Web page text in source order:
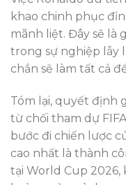
khao chinh phục
mãnh liệt. Đây sẽ là
trong sự nghiệp lẫy
chắn sẽ làm tất cả
Tóm lại, quyết định
từ chối tham dự
bước đi chiến lược
cao nhất là thành
tại World Cup